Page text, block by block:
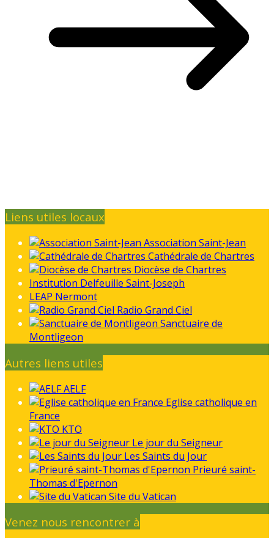
Liens utiles locaux
Association Saint-Jean
Cathédrale de Chartres
Diocèse de Chartres
Institution Delfeuille Saint-Joseph
LEAP Nermont
Radio Grand Ciel
Sanctuaire de
Montligeon
Autres liens utiles
AELF
Eglise catholique en
France
KTO
Le jour du Seigneur
Les Saints du Jour
Prieuré saint-
Thomas d'Epernon
Site du Vatican
Venez nous rencontrer à